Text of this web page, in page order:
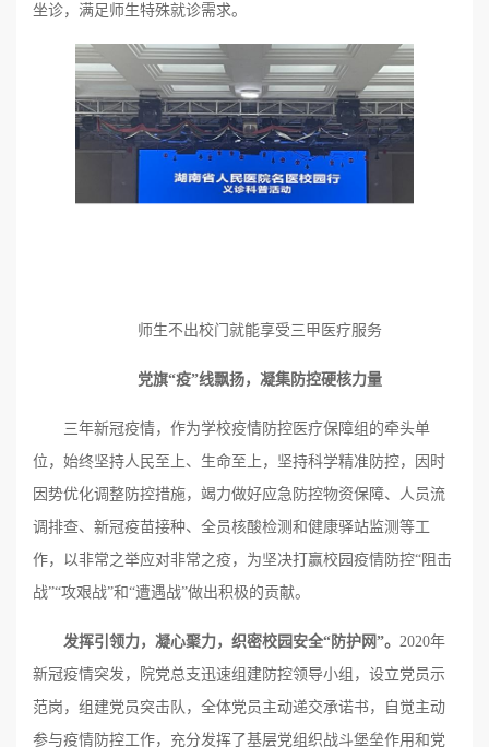
坐诊，满足师生特殊就诊需求。
师生不出校门就能享受三甲医疗服务
党旗“疫”线飘扬，凝集防控硬核力量
三年新冠疫情，作为学校疫情防控医疗保障组的牵头单
位，始终坚持人民至上、生命至上，坚持科学精准防控，因时
因势优化调整防控措施，竭力做好应急防控物资保障、人员流
调排查、新冠疫苗接种、全员核酸检测和健康驿站监测等工
作，以非常之举应对非常之疫，为坚决打赢校园疫情防控“阻击
战”“攻艰战”和“遭遇战”做出积极的贡献。
发挥引领力，凝心聚力，织密校园安全“防护网”。 2020年
新冠疫情突发，院党总支迅速组建防控领导小组，设立党员示
范岗，组建党员突击队，全体党员主动递交承诺书，自觉主动
参与疫情防控工作，充分发挥了基层党组织战斗堡垒作用和党